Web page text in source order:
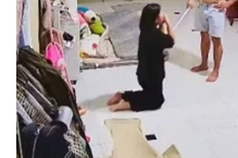
Pháp luật